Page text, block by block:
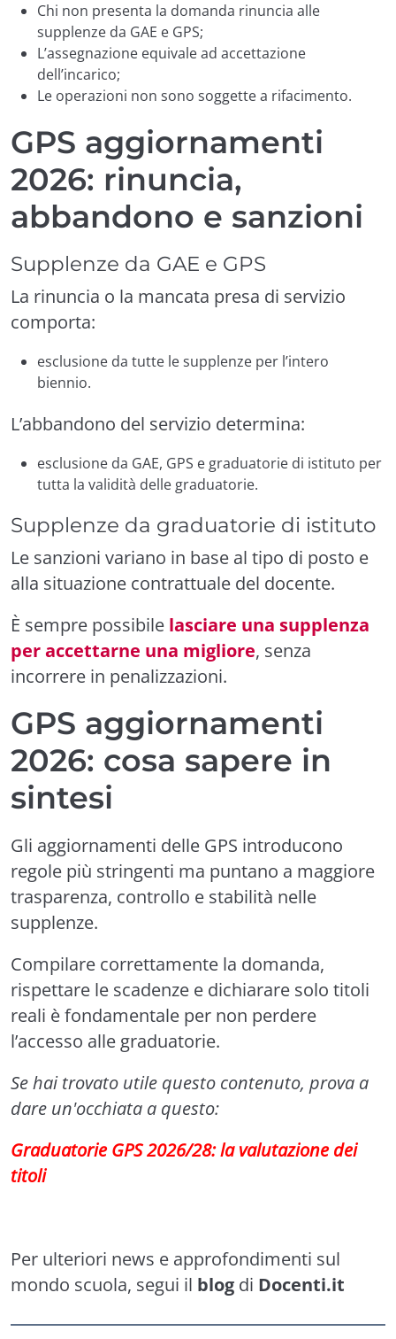
Chi non presenta la domanda rinuncia alle
supplenze da GAE e GPS;
L’assegnazione equivale ad accettazione
dell’incarico;
Le operazioni non sono soggette a rifacimento.
GPS aggiornamenti
2026: rinuncia,
abbandono e sanzioni
Supplenze da GAE e GPS
La rinuncia o la mancata presa di servizio
comporta:
esclusione da tutte le supplenze per l’intero
biennio.
L’abbandono del servizio determina:
esclusione da GAE, GPS e graduatorie di istituto per
tutta la validità delle graduatorie.
Supplenze da graduatorie di istituto
Le sanzioni variano in base al tipo di posto e
alla situazione contrattuale del docente.
È sempre possibile lasciare una supplenza
per accettarne una migliore, senza
incorrere in penalizzazioni.
GPS aggiornamenti
2026: cosa sapere in
sintesi
Gli aggiornamenti delle GPS introducono
regole più stringenti ma puntano a maggiore
trasparenza, controllo e stabilità nelle
supplenze.
Compilare correttamente la domanda,
rispettare le scadenze e dichiarare solo titoli
reali è fondamentale per non perdere
l’accesso alle graduatorie.
Se hai trovato utile questo contenuto, prova a
dare un'occhiata a questo:
Graduatorie GPS 2026/28: la valutazione dei
titoli
Per ulteriori news e approfondimenti sul
mondo scuola, segui il blog di Docenti.it